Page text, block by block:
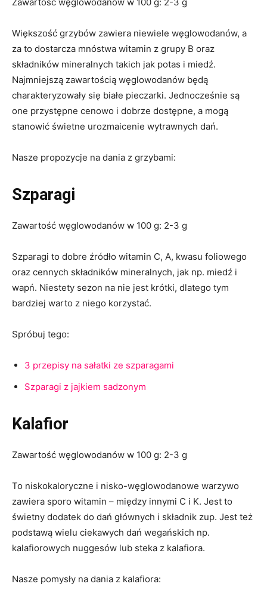
Większość grzybów zawiera niewiele węglowodanów, a
za to dostarcza mnóstwa witamin z grupy B oraz
składników mineralnych takich jak potas i miedź.
Najmniejszą zawartością węglowodanów będą
charakteryzowały się białe pieczarki. Jednocześnie są
one przystępne cenowo i dobrze dostępne, a mogą
stanowić świetne urozmaicenie wytrawnych dań.
Nasze propozycje na dania z grzybami:
Szparagi
Zawartość węglowodanów w 100 g: 2-3 g
Szparagi to dobre źródło witamin C, A, kwasu foliowego
oraz cennych składników mineralnych, jak np. miedź i
wapń. Niestety sezon na nie jest krótki, dlatego tym
bardziej warto z niego korzystać.
Spróbuj tego:
3 przepisy na sałatki ze szparagami
Szparagi z jajkiem sadzonym
Kalafior
Zawartość węglowodanów w 100 g: 2-3 g
To niskokaloryczne i nisko-węglowodanowe warzywo
zawiera sporo witamin – między innymi C i K. Jest to
świetny dodatek do dań głównych i składnik zup. Jest też
podstawą wielu ciekawych dań wegańskich np.
kalafiorowych nuggesów lub steka z kalafiora.
Nasze pomysły na dania z kalafiora: